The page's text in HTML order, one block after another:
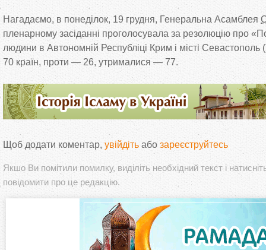
Нагадаємо, в понеділок, 19 грудня, Генеральна Асамблея
пленарному засіданні проголосувала за резолюцію про «
людини в Автономній Республіці Крим і місті Севастополь
70 країн, проти — 26, утрималися — 77.
Щоб додати коментар, увійдіть або зареєструйтесь
Якшо Ви помітили помилку, виділіть необхідний текст і
повідомити про це редакцію.